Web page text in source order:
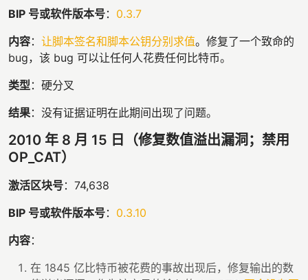
BIP 号或软件版本号： 0.3.7
内容： 让脚本签名和脚本公钥分别求值。修复了一个致命的
bug，该 bug 可以让任何人花费任何比特币。
类型 ：硬分叉
结果：没有证据证明在此期间出现了问题。
2010 年 8 月 15 日（修复数值溢出漏洞；禁用
OP_CAT）
激活区块号：74,638
BIP 号或软件版本号： 0.3.10
内容：
在 1845 亿比特币被花费的事故出现后，修复输出的数